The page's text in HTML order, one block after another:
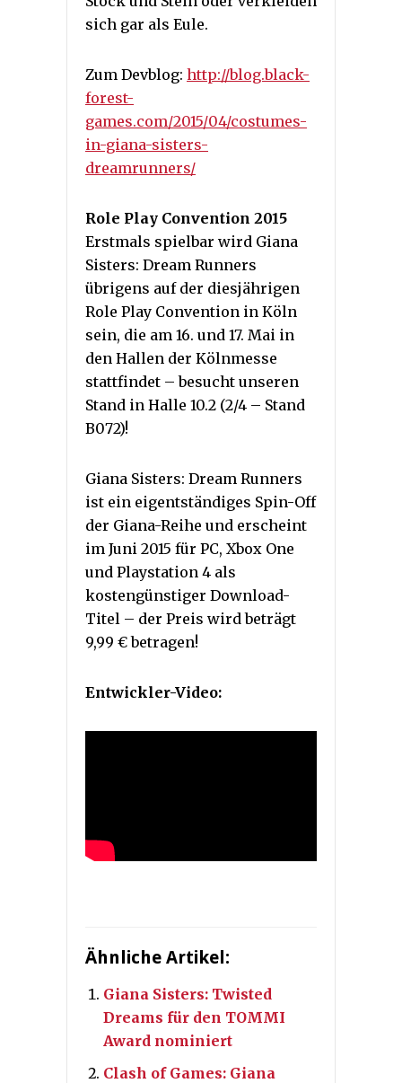
sich gar als Eule.
Zum Devblog: http://blog.black-
forest-
games.com/2015/04/costumes-
in-giana-sisters-
dreamrunners/
Role Play Convention 2015
Erstmals spielbar wird Giana
Sisters: Dream Runners
übrigens auf der diesjährigen
Role Play Convention in Köln
sein, die am 16. und 17. Mai in
den Hallen der Kölnmesse
stattfindet – besucht unseren
Stand in Halle 10.2 (2/4 – Stand
B072)!
Giana Sisters: Dream Runners
ist ein eigentständiges Spin-Off
der Giana-Reihe und erscheint
im Juni 2015 für PC, Xbox One
und Playstation 4 als
kostengünstiger Download-
Titel – der Preis wird beträgt
9,99 € betragen!
Entwickler-Video:
Ähnliche Artikel:
Giana Sisters: Twisted
Dreams für den TOMMI
Award nominiert
Clash of Games: Giana